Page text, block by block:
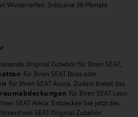
Winterreifen. Inklusive 36 Monate
Original Zubehör für Ihren SEAT,
für Ihren SEAT Ibiza oder
für Ihren SEAT Arona. Zudem bietet das
für Ihren SEAT Leon
SEAT Ateca. Entdecken Sie jetzt das
von SEAT Original Zubehör.